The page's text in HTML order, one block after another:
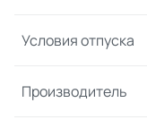
Условия отпуска
Производитель